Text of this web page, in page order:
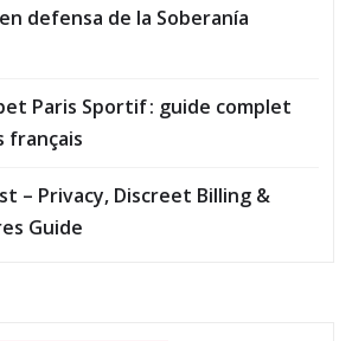
defensa de la Soberanía
Paris Sportif : guide complet
français
– Privacy, Discreet Billing &
Guide